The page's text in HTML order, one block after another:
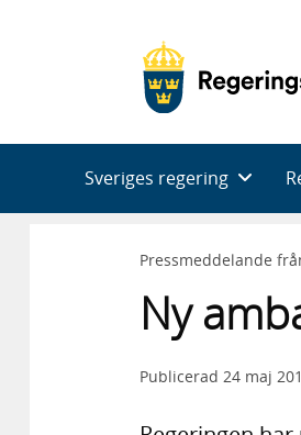
Sveriges regering
Pressmeddelande
Ny
Publicerad 24 maj